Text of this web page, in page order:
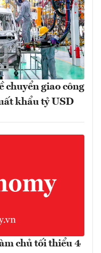
chuyển giao công
khẩu tỷ USD
chủ tối thiểu 4